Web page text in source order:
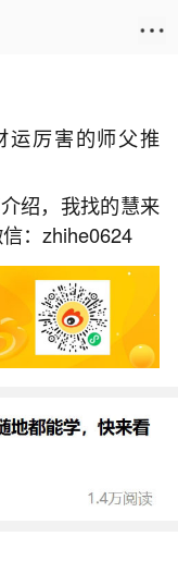
7 8 赞
都是很常见的
起大麻烦，下面
农历腊月廿四
。醒狮表演是
貅舞，狮队常
厉害的师父推
绍，我找的慧来
：zhihe0624